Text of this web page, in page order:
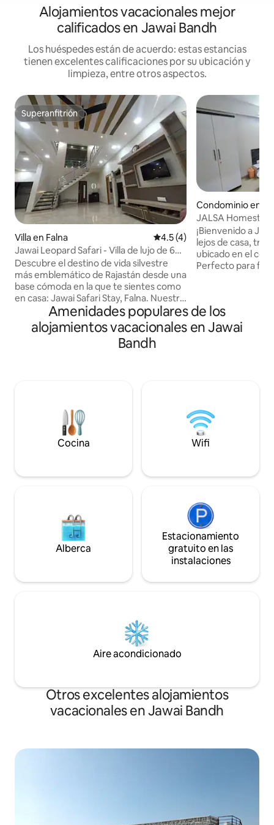
Alojamientos vacacionales mejor
calificados en Jawai Bandh
Los huéspedes están de acuerdo: estas estancias
tienen excelentes calificaciones por su ubicación y
limpieza, entre otros aspectos.
Superanfitrión
Superanfitrión
Villa en Falna Calificación promedio: 4.5
4.5 (4)
Jawai Leopard Safari - Villa de lujo de 6
bhk en Falna
Descubre el destino de vida silvestre
más emblemático de Rajastán desde una
base cómoda en la que te sientes como
en casa: Jawai Safari Stay, Falna. Nuestra
espaciosa villa de 6 recámaras es
perfecta para familias, grupos de amigos
y entusiastas del safari que quieran
explorar Jawai y encontrarse con
¡Personalicemos tu paquete para que
obtengas el mejor valor! Las fotos de
este anuncio no están editadas ni
Condominio en
JALSA
de 2 habitaciones
Leopard
¡Bienvenido a
lejos de casa,
ubicado en el
Perfecto para
muy cerca de la
Jawai y del
y la mayoría de
Amenidades populares de los
alojamientos vacacionales en Jawai
Bandh
Cocina Wifi
Alberca
Estacionamiento
gratuito en las
instalaciones
Aire acondicionado
Otros excelentes alojamientos
vacacionales en Jawai Bandh